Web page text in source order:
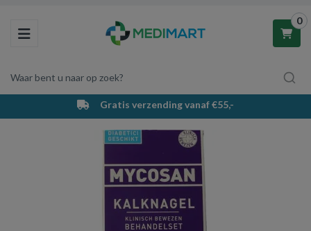
Toggle navigation
Waar bent u naar op zoek?
0
Winkelwagen
Uw winkelwagen is leeg.
Vul hem met producten.
Gratis verzending vanaf €55,-